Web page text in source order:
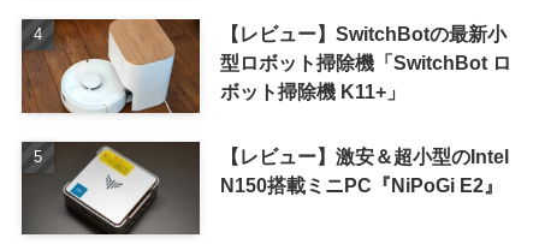
【レビュー】SwitchBotの最新小
型ロボット掃除機「SwitchBot ロ
ボット掃除機 K11+」
【レビュー】激安＆超小型のIntel
N150搭載ミニPC『NiPoGi E2』